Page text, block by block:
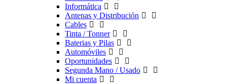
Informática
Antenas y Distribución
Cables
Tinta / Tonner
Baterias y Pilas
Automóviles
Oportunidades
Segunda Mano / Usado
Mi cuenta